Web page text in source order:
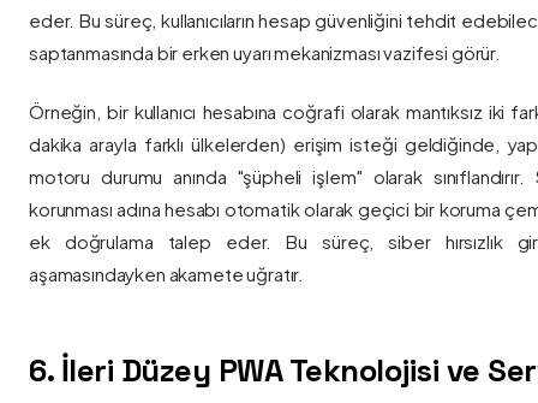
eder. Bu süreç, kullanıcıların hesap güvenliğini tehdit
saptanmasında bir erken uyarı mekanizması vazifesi görür.
Örneğin, bir kullanıcı hesabına coğrafi olarak mantıksız iki
dakika arayla farklı ülkelerden) erişim isteği geldiğinde,
motoru durumu anında "şüpheli işlem" olarak sınıflandırır.
korunması adına hesabı otomatik olarak geçici bir koruma
ek doğrulama talep eder. Bu süreç, siber hırsızlık
aşamasındayken akamete uğratır.
6. İleri Düzey PWA Teknolojisi ve